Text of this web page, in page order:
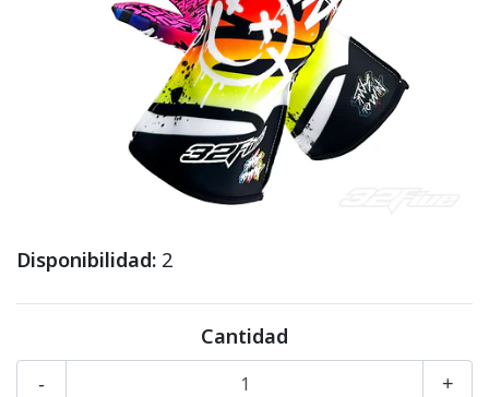
Disponibilidad: 2
Cantidad
+
-